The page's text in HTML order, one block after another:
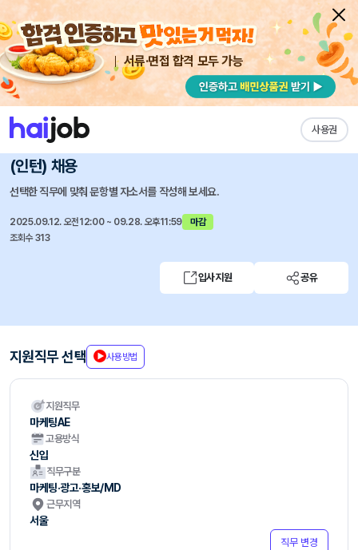
서류·면접 합격 모두 가능
사용권
채용공고 자소서 자유항목 자소서 내 작성목록
프랙티컬스트래티지
2025 하반기 마케팅AE(신입, 경력), 콘텐츠 디자이너
(인턴) 채용
선택한 직무에 맞춰 문항별 자소서를 작성해 보세요.
2025.09.12. 오전12:00 ~ 09.28. 오후11:59
마감
조회수 313
입사지원 공유
지원직무 선택 사용방법
지원직무
마케팅AE
고용방식
신입
직무구분
마케팅·광고·홍보/MD
근무지역
서울
직무 변경